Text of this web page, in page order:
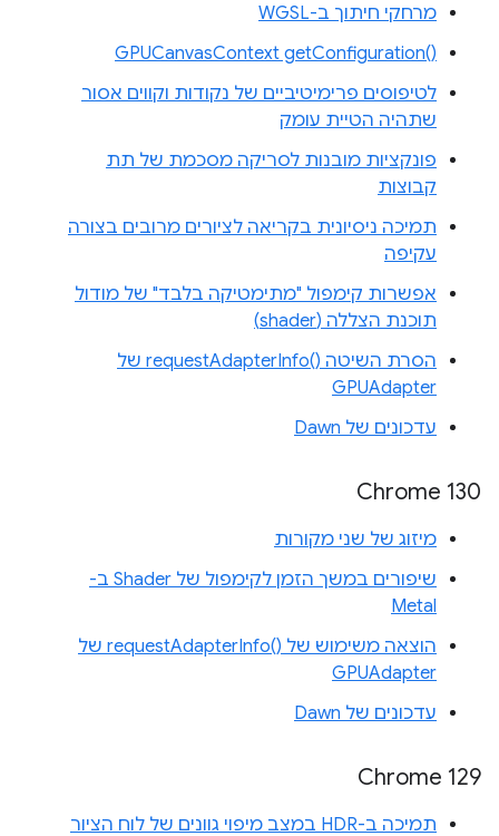
מרחקי חיתוך ב-WGSL
‎GPUCanvasContext getConfiguration‎()‎
לטיפוסים פרימיטיביים של נקודות וקווים אסור
שתהיה הטיית עומק
פונקציות מובנות לסריקה מסכמת של תת
קבוצות
תמיכה ניסיונית בקריאה לציורים מרובים בצורה
עקיפה
אפשרות קימפול "מתימטיקה בלבד" של מודול
תוכנת הצללה (shader)
הסרת השיטה requestAdapterInfo()‎ של
GPUAdapter
עדכונים של Dawn
Chrome 130
מיזוג של שני מקורות
שיפורים במשך הזמן לקימפול של Shader ב-
Metal
הוצאה משימוש של requestAdapterInfo()‎ של
GPUAdapter
עדכונים של Dawn
Chrome 129
תמיכה ב-HDR במצב מיפוי גוונים של לוח הציור